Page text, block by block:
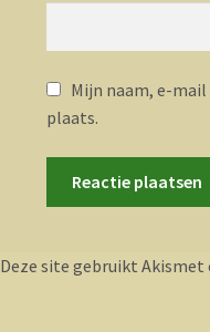
Mijn naam, e-
plaats.
Deze site gebruikt